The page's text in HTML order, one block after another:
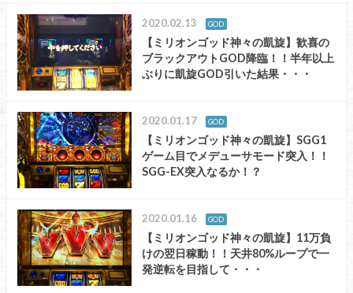
2020.02.13 GOD
【ミリオンゴッド神々の凱旋】歓喜の
ブラックアウトGOD降臨！！半年以上
ぶりに凱旋GOD引いた結果・・・
2020.01.17 GOD
【ミリオンゴッド神々の凱旋】SGG1
ゲーム目でメデューサモード突入！！
SGG-EX突入なるか！？
2020.01.16 GOD
【ミリオンゴッド神々の凱旋】11万負
けの翌日稼動！！天井80%ループで一
発逆転を目指して・・・